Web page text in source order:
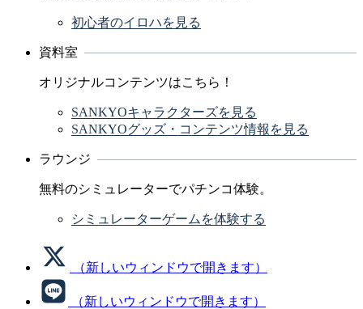
初心者のイロハを見る
資料室
オリジナルコンテンツはこちら！
SANKYOキャラクターズを見る
SANKYOグッズ・コンテンツ情報を見る
ラウンジ
無料のシミュレーターでパチンコ体験。
シミュレーターゲームを体験する
（新しいウィンドウで開きます）
（新しいウィンドウで開きます）